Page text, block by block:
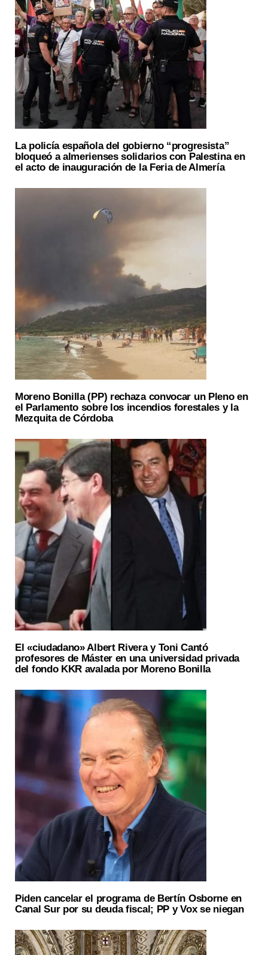
La policía española del gobierno “progresista”
bloqueó a almerienses solidarios con Palestina en
el acto de inauguración de la Feria de Almería
Moreno Bonilla (PP) rechaza convocar un Pleno en
el Parlamento sobre los incendios forestales y la
Mezquita de Córdoba
El «ciudadano» Albert Rivera y Toni Cantó
profesores de Máster en una universidad privada
del fondo KKR avalada por Moreno Bonilla
Piden cancelar el programa de Bertín Osborne en
Canal Sur por su deuda fiscal; PP y Vox se niegan